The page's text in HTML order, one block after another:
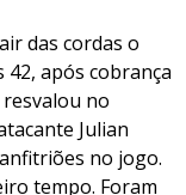
das cordas o
42, após cobrança
no
Julian
no jogo.
tempo. Foram